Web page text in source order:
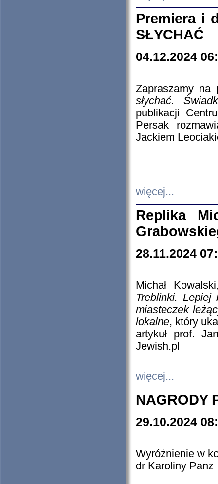
Premiera i
SŁYCHAĆ
04.12.2024
Zapraszamy
słychać.
publikacji
Persak
Jackiem
więcej...
Replika
28.11.2024
Michał
Treblinki. Lepiej
miasteczek
lokalne, który
artykuł prof.
Jewish.pl
więcej...
NAGRODY
29.10.2024
Wyróżnienie w
dr Karoliny Panz